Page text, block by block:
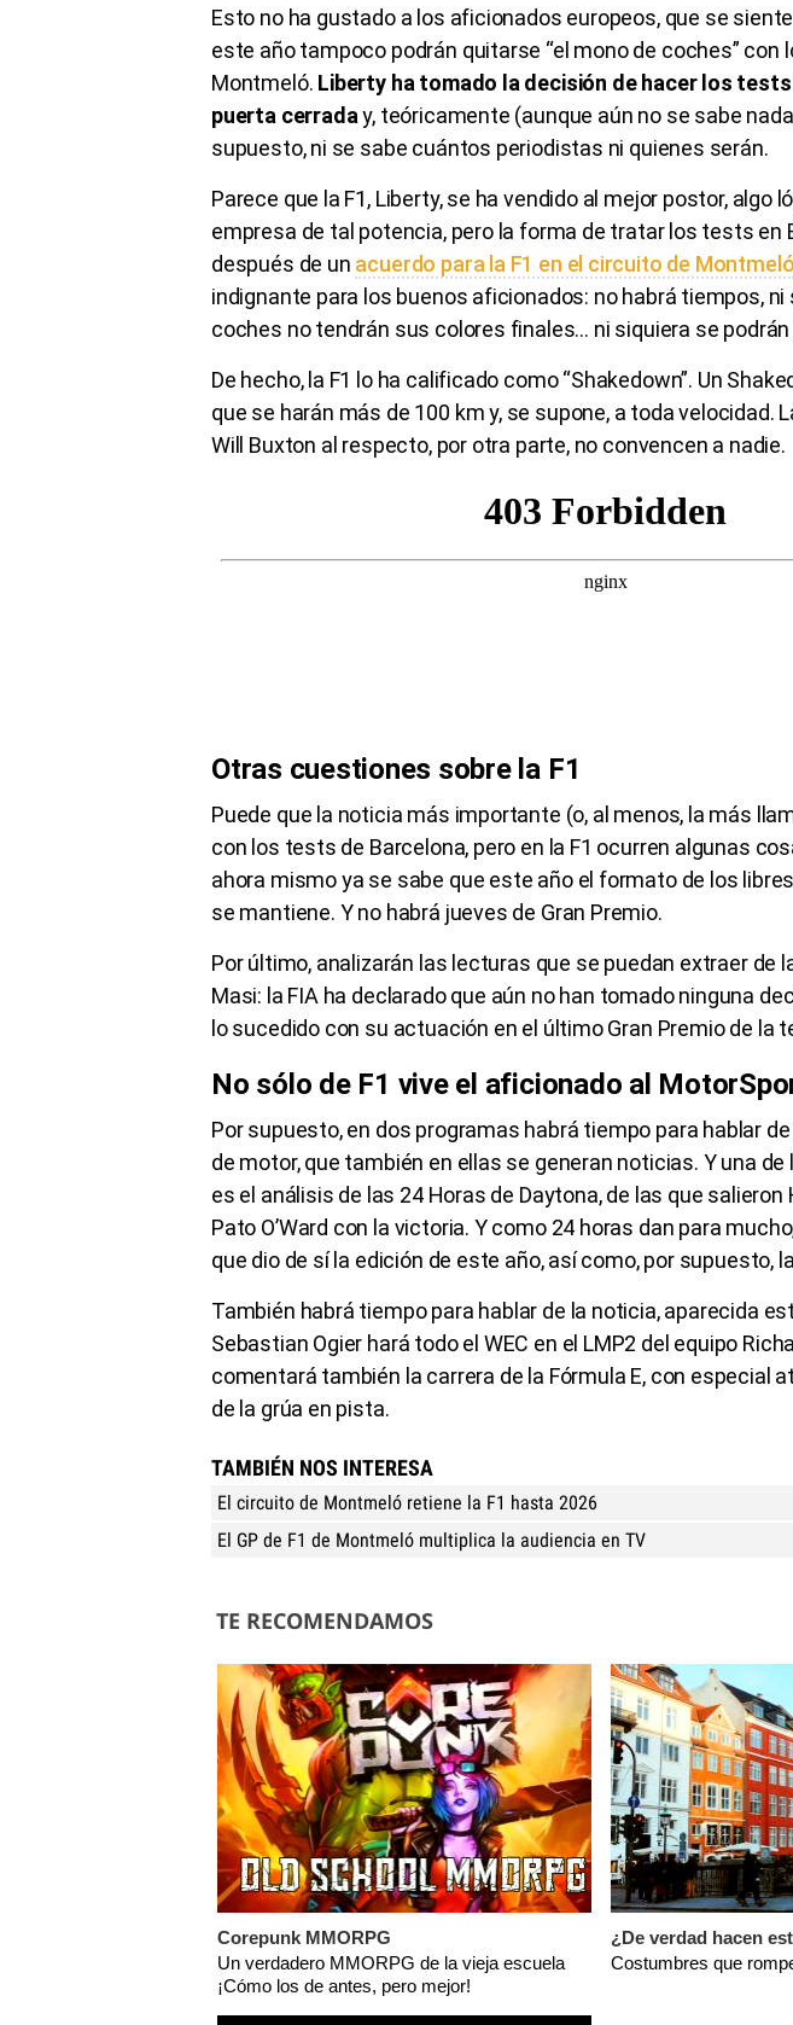
Esto no ha gustado a los aficionados europeos, que se
este año tampoco podrán quitarse “el mono de coches” con
Montmeló. Liberty ha tomado la decisión de hacer los
puerta cerraday, teóricamente (aunque aún no se sabe
supuesto, ni se sabe cuántos periodistas ni quienes serán.
Parece que la F1, Liberty, se ha vendido al mejor postor, algo
empresa de tal potencia, pero la forma de tratar los tests en
después de un acuerdo para la F1 en el circuito de
indignante para los buenos aficionados: no habrá tiempos, ni
coches no tendrán sus colores finales… ni siquiera se
De hecho, la F1 lo ha calificado como “Shakedown”. Un
que se harán más de 100 km y, se supone, a toda velocidad.
Will Buxton al respecto, por otra parte, no convencen a nadie.
Otras cuestiones sobre la F1
Puede que la noticia más importante (o, al menos, la más
con los tests de Barcelona, pero en la F1 ocurren algunas
ahora mismo ya se sabe que este año el formato de los
se mantiene. Y no habrá jueves de Gran Premio.
Por último, analizarán las lecturas que se puedan extraer de
Masi: la FIA ha declarado que aún no han tomado ninguna
lo sucedido con su actuación en el último Gran Premio de la
No sólo de F1 vive el aficionado al
Por supuesto, en dos programas habrá tiempo para hablar
de motor, que también en ellas se generan noticias. Y una
es el análisis de las 24 Horas de Daytona, de las que
Pato O’Ward con la victoria. Y como 24 horas dan para
que dio de sí la edición de este año, así como, por supuesto,
También habrá tiempo para hablar de la noticia, aparecida
Sebastian Ogier hará todo el WEC en el LMP2 del equipo
comentará también la carrera de la Fórmula E, con especial
de la grúa en pista.
TAMBIÉN NOS INTERESA
El circuito de Montmeló retiene la F1 hasta 2026
El GP de F1 de Montmeló multiplica la audiencia en TV
TE RECOMENDAMOS
Corepunk MMORPG
Un verdadero MMORPG de la vieja escuela
¡Cómo los de antes, pero mejor!
¿De verdad hacen
Costumbres que